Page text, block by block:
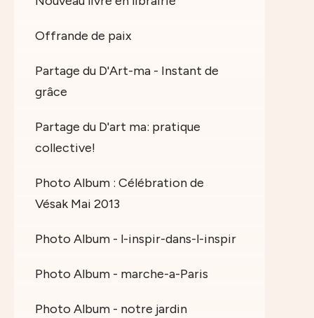
Offrande de paix
Partage du D'Art-ma - Instant de
grâce
Partage du D'art ma: pratique
collective!
Photo Album : Célébration de
Vésak Mai 2013
Photo Album - l-inspir-dans-l-inspir
Photo Album - marche-a-Paris
Photo Album - notre jardin